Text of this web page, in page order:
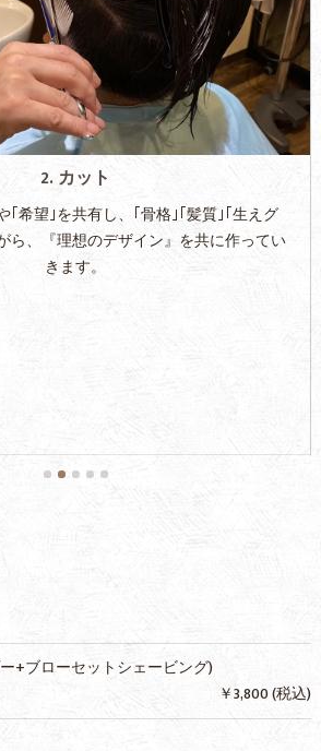
2. カット
｢希望｣を共有し、｢骨格｣｢髪質｣｢生えグ
ら、『理想のデザイン』を共に作ってい
きます。
+ブローセットシェービング)
￥3,800 (税込)